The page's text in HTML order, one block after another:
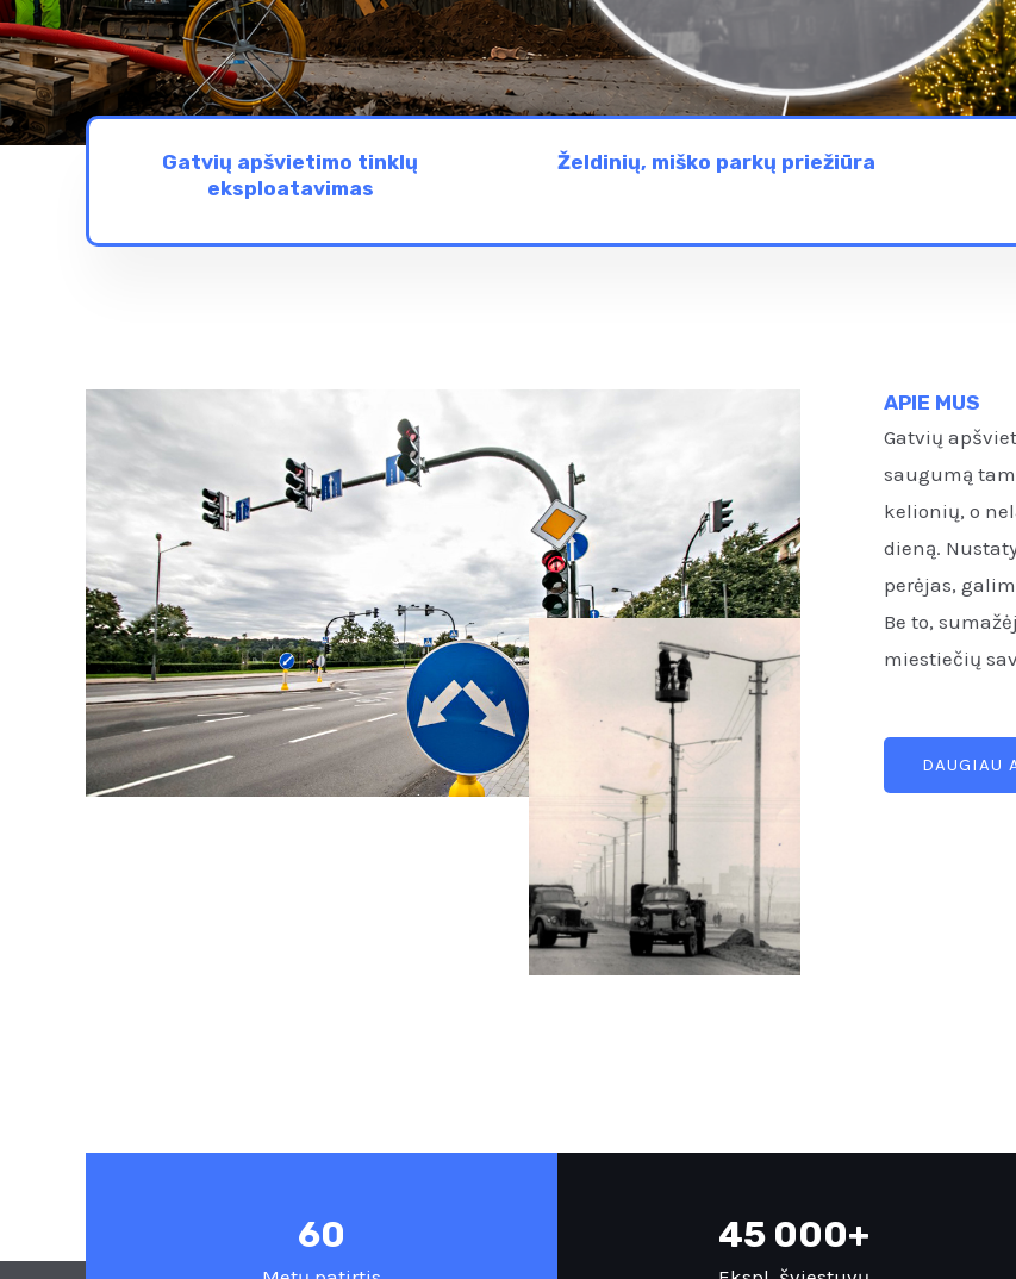
Gatvių apšvietimo tinklų
eksploatavimas
Želdinių, miško parkų priežiūra
APIE MUS
Gatvių
saugumą
kelionių, o
dieną.
perėjas,
Be to,
miestiečių
DAUGIAU
60 45 000+